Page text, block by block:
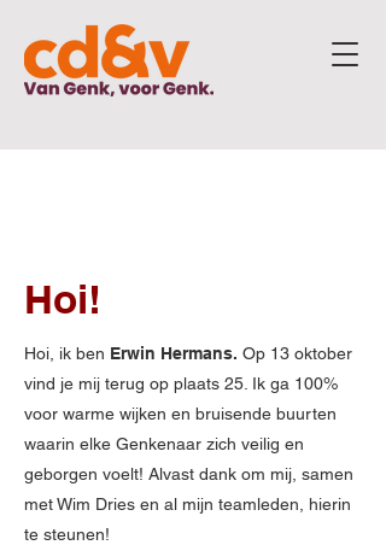
Hoi!
Hoi, ik ben Erwin Hermans. Op 13 oktober
vind je mij terug op plaats 25. Ik ga 100%
voor warme wijken en bruisende buurten
waarin elke Genkenaar zich veilig en
geborgen voelt! Alvast dank om mij, samen
met Wim Dries en al mijn teamleden, hierin
te steunen!